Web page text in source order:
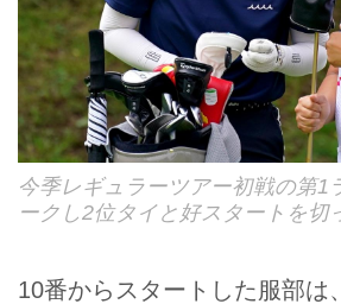
今季レギュラーツアー初戦の第1
ークし2位タイと好スタートを切
10番からスタートした服部は